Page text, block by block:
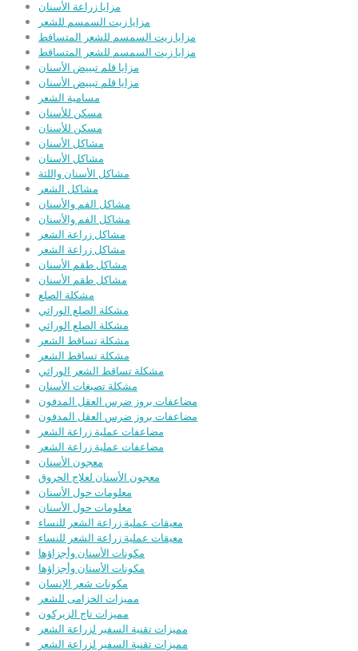
مزايا زراعة الأسنان
مزايا زيت السمسم للشعر
مزايا زيت السمسم للشعر المتساقط
مزايا زيت السمسم للشعر المتساقط
مزايا قلم تبييض الأسنان
مزايا قلم تبييض الأسنان
مسامية الشعر
مسكن للأسنان
مسكن للأسنان
مشاكل الأسنان
مشاكل الأسنان
مشاكل الأسنان واللثة
مشاكل الشعر
مشاكل الفم والأسنان
مشاكل الفم والأسنان
مشاكل زراعة الشعر
مشاكل زراعة الشعر
مشاكل طقم الأسنان
مشاكل طقم الأسنان
مشكلة الصلع
مشكلة الصلع الوراثي
مشكلة الصلع الوراثي
مشكلة تساقط الشعر
مشكلة تساقط الشعر
مشكلة تساقط الشعر الوراثي
مشكلة تصبغات الأسنان
مضاعفات بروز ضرس العقل المدفون
مضاعفات بروز ضرس العقل المدفون
مضاعفات عملية زراعة الشعر
مضاعفات عملية زراعة الشعر
معجون الأسنان
معجون الأسنان لعلاج الحروق
معلومات حول الأسنان
معلومات حول الأسنان
معيقات عملية زراعة الشعر للنساء
معيقات عملية زراعة الشعر للنساء
مكونات الأسنان وأجزاؤها
مكونات الأسنان وأجزاؤها
مكونات شعر الإنسان
مميزات الخزامى للشعر
مميزات تاج الزيركون
مميزات تقنية السفير لزراعة الشعر
مميزات تقنية السفير لزراعة الشعر